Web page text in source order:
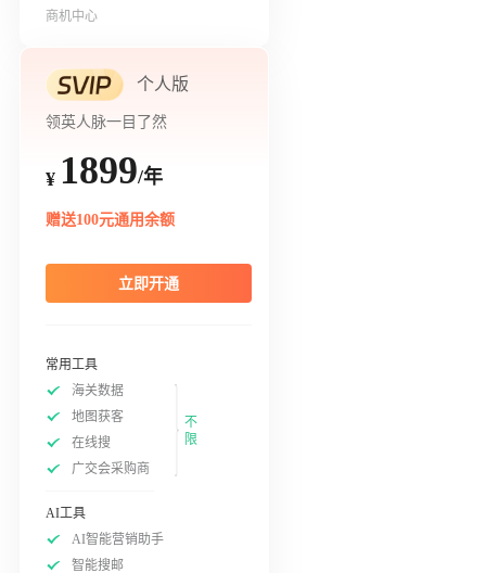
商机中心
个人版
领英人脉一目了然
¥ 1899/年
赠送100元通用余额
立即开通
常用工具
海关数据
地图获客
在线搜
广交会采购商
不
限
AI工具
AI智能营销助手
智能搜邮